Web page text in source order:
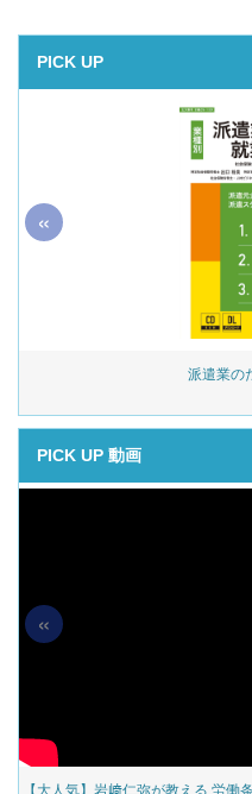
PICK UP
派遣業の
«
PICK UP 動画
【大人気】岩﨑仁弥が教える 労
«